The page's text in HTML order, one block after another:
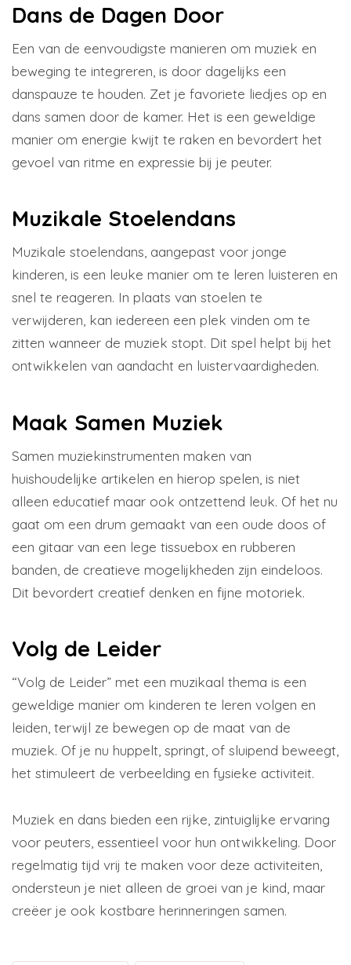
Dans de Dagen Door
Een van de eenvoudigste manieren om muziek en
beweging te integreren, is door dagelijks een
danspauze te houden. Zet je favoriete liedjes op en
dans samen door de kamer. Het is een geweldige
manier om energie kwijt te raken en bevordert het
gevoel van ritme en expressie bij je peuter.
Muzikale Stoelendans
Muzikale stoelendans, aangepast voor jonge
kinderen, is een leuke manier om te leren luisteren en
snel te reageren. In plaats van stoelen te
verwijderen, kan iedereen een plek vinden om te
zitten wanneer de muziek stopt. Dit spel helpt bij het
ontwikkelen van aandacht en luistervaardigheden.
Maak Samen Muziek
Samen muziekinstrumenten maken van
huishoudelijke artikelen en hierop spelen, is niet
alleen educatief maar ook ontzettend leuk. Of het nu
gaat om een drum gemaakt van een oude doos of
een gitaar van een lege tissuebox en rubberen
banden, de creatieve mogelijkheden zijn eindeloos.
Dit bevordert creatief denken en fijne motoriek.
Volg de Leider
“Volg de Leider” met een muzikaal thema is een
geweldige manier om kinderen te leren volgen en
leiden, terwijl ze bewegen op de maat van de
muziek. Of je nu huppelt, springt, of sluipend beweegt,
het stimuleert de verbeelding en fysieke activiteit.
Muziek en dans bieden een rijke, zintuiglijke ervaring
voor peuters, essentieel voor hun ontwikkeling. Door
regelmatig tijd vrij te maken voor deze activiteiten,
ondersteun je niet alleen de groei van je kind, maar
creëer je ook kostbare herinneringen samen.